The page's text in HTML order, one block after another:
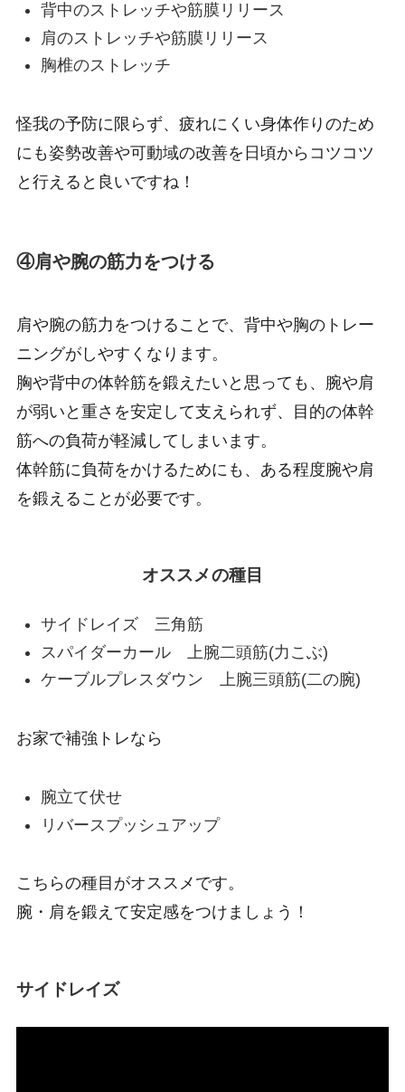
背中のストレッチや筋膜リリース
肩のストレッチや筋膜リリース
胸椎のストレッチ
怪我の予防に限らず、疲れにくい身体作りのため
にも姿勢改善や可動域の改善を日頃からコツコツ
と行えると良いですね！
④肩や腕の筋力をつける
肩や腕の筋力をつけることで、背中や胸のトレー
ニングがしやすくなります。
胸や背中の体幹筋を鍛えたいと思っても、腕や肩
が弱いと重さを安定して支えられず、目的の体幹
筋への負荷が軽減してしまいます。
体幹筋に負荷をかけるためにも、ある程度腕や肩
を鍛えることが必要です。
オススメの種目
サイドレイズ 三角筋
スパイダーカール 上腕二頭筋(力こぶ)
ケーブルプレスダウン 上腕三頭筋(二の腕)
お家で補強トレなら
腕立て伏せ
リバースプッシュアップ
こちらの種目がオススメです。
腕・肩を鍛えて安定感をつけましょう！
サイドレイズ